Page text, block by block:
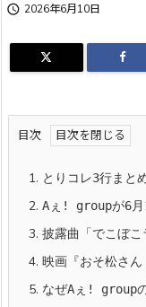
 2026年6月10日
目次
1. とりコレ3行まと
2. Aぇ! groupが6月
3. 披露曲「でこぼこ
4. 映画『おそ松さ
5. なぜAぇ! group